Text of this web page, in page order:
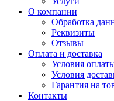
О компании
Обработка
Реквизиты
Отзывы
Оплата и доставка
Условия
Условия
Гарантия на
Контакты